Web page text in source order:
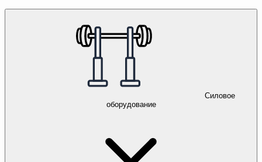
Силовое
оборудование